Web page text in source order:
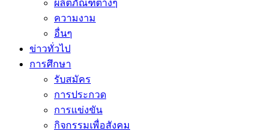
ผลิตภัณฑ์ต่างๆ
ความงาม
อื่นๆ
ข่าวทั่วไป
การศึกษา
รับสมัคร
การประกวด
การแข่งขัน
กิจกรรมเพื่อสังคม